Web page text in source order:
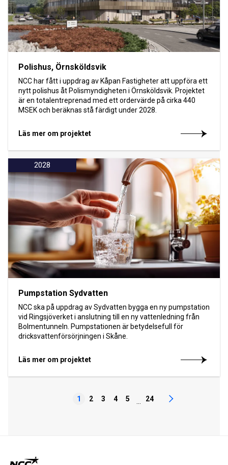
Polishus, Örnsköldsvik
NCC har fått i uppdrag av Kåpan Fastigheter att uppföra ett
nytt polishus åt Polismyndigheten i Örnsköldsvik. Projektet
är en totalentreprenad med ett ordervärde på cirka 440
MSEK och beräknas stå färdigt under 2028.
Läs mer om projektet
2028
Pumpstation Sydvatten
NCC ska på uppdrag av Sydvatten bygga en ny pumpstation
vid Ringsjöverket i anslutning till en ny vattenledning från
Bolmentunneln. Pumpstationen är betydelsefull för
dricksvattenförsörjningen i Skåne.
Läs mer om projektet
1 2 3 4 5 ... 24